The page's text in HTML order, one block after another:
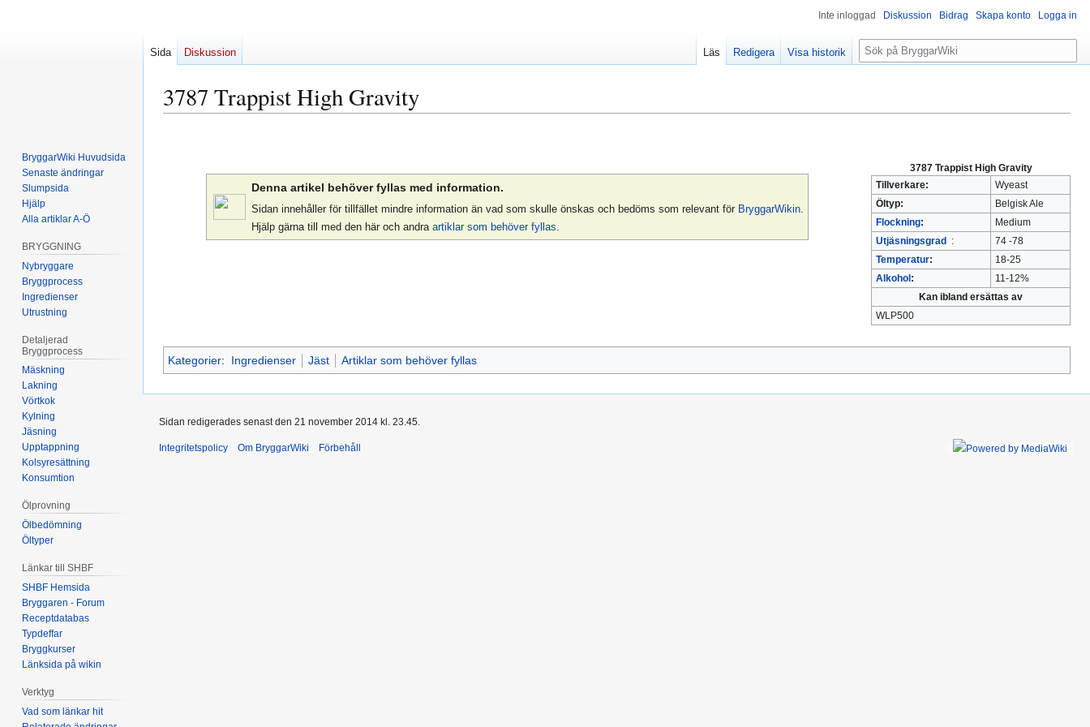
3787 Trappist High Gravity
navigering
3787 Trappist High Gravity
Tillverkare:
Wyeast
Öltyp:
Belgisk Ale
Flockning:
Medium
Utjäsningsgrad:
74 -78
Temperatur:
18-25
Alkohol:
11-12%
Kan ibland ersättas av
WLP500
Denna artikel behöver fyllas med information.
Sidan innehåller för tillfället mindre information än vad som skulle önskas och bedöms som relevant för BryggarWikin.
Hjälp gärna till med den här och andra artiklar som behöver fyllas.
Kategorier: Ingredienser Jäst Artiklar som behöver fyllas
Inte inloggad Diskussion Bidrag Skapa konto Logga in
Sida Diskussion Läs Redigera Visa historik
S
ö
BryggarWiki Huvudsida
Senaste ändringar
Slumpsida
Hjälp
Alla artiklar A-Ö
BRYGGNING
Nybryggare
Bryggprocess
Ingredienser
Utrustning
Detaljerad
Bryggprocess
Mäskning
Lakning
Vörtkok
Kylning
Jäsning
Upptappning
Kolsyresättning
Konsumtion
Ölprovning
Ölbedömning
Öltyper
Länkar till SHBF
SHBF Hemsida
Bryggaren - Forum
Receptdatabas
Typdeffar
Bryggkurser
Länksida på wikin
Verktyg
Vad som länkar hit
Sidan redigerades senast den 21 november 2014 kl. 23.45.
Integritetspolicy Om BryggarWiki Förbehåll